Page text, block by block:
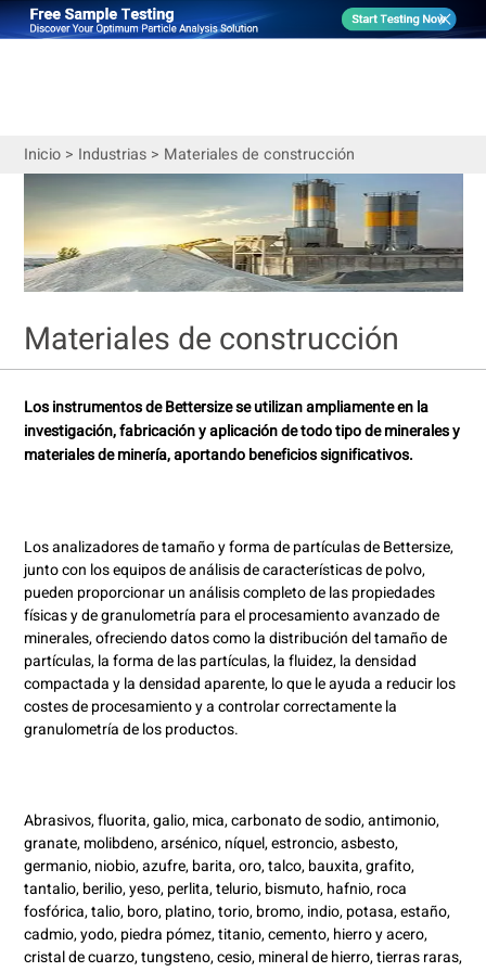
Inicio> Industrias> Materiales de construcción
Materiales de construcción
Los instrumentos de Bettersize se utilizan ampliamente en la
investigación, fabricación y aplicación de todo tipo de minerales y
materiales de minería, aportando beneficios significativos.
Los analizadores de tamaño y forma de partículas de Bettersize,
junto con los equipos de análisis de características de polvo,
pueden proporcionar un análisis completo de las propiedades
físicas y de granulometría para el procesamiento avanzado de
minerales, ofreciendo datos como la distribución del tamaño de
partículas, la forma de las partículas, la fluidez, la densidad
compactada y la densidad aparente, lo que le ayuda a reducir los
costes de procesamiento y a controlar correctamente la
granulometría de los productos.
Abrasivos, fluorita, galio, mica, carbonato de sodio, antimonio,
granate, molibdeno, arsénico, níquel, estroncio, asbesto,
germanio, niobio, azufre, barita, oro, talco, bauxita, grafito,
tantalio, berilio, yeso, perlita, telurio, bismuto, hafnio, roca
fosfórica, talio, boro, platino, torio, bromo, indio, potasa, estaño,
cadmio, yodo, piedra pómez, titanio, cemento, hierro y acero,
cristal de cuarzo, tungsteno, cesio, mineral de hierro, tierras raras,